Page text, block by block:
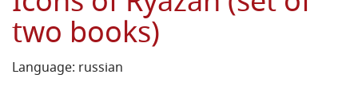
two books)
Language: russian